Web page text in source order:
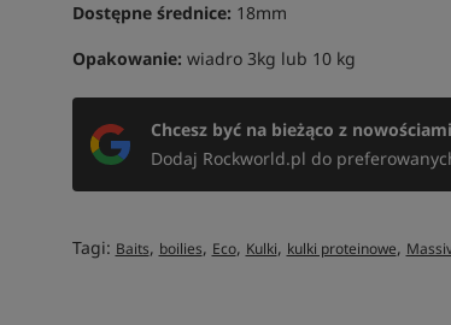
Dostępne średnice: 18mm
Opakowanie: wiadro 3kg lub 10 kg
Chcesz być na bieżąco z
Dodaj Rockworld.pl do
Tagi: Baits, boilies, Eco, Kulki, kulki proteinowe,